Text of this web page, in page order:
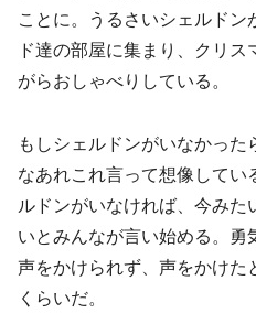
ことに。うるさいシェルド
ド達の部屋に集まり、クリ
がらおしゃべりしている。
もしシェルドンがいなかっ
なあれこれ言って想像してい
ルドンがいなければ、今み
いとみんなが言い始める。勇
声をかけられず、声をかけた
くらいだ。